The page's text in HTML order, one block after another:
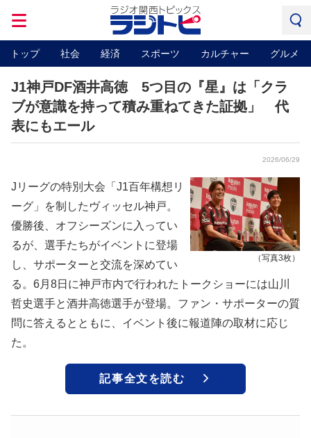
トップ 社会 経済 スポーツ カルチャー グルメ
J1神戸DF酒井高徳 5つ目の『星』は「クラ
ブが意識を持って積み重ねてきた証拠」 代
表にもエール
2026/06/29
（写真3枚）
Jリーグの特別大会「J1百年構想リ
ーグ」を制したヴィッセル神戸。
優勝後、オフシーズンに入ってい
るが、選手たちがイベントに登場
し、サポーターと交流を深めてい
る。6月8日に神戸市内で行われたトークショーには山川
哲史選手と酒井高徳選手が登場。ファン・サポーターの質
問に答えるとともに、イベント後に報道陣の取材に応じ
た。
記事全文を読む